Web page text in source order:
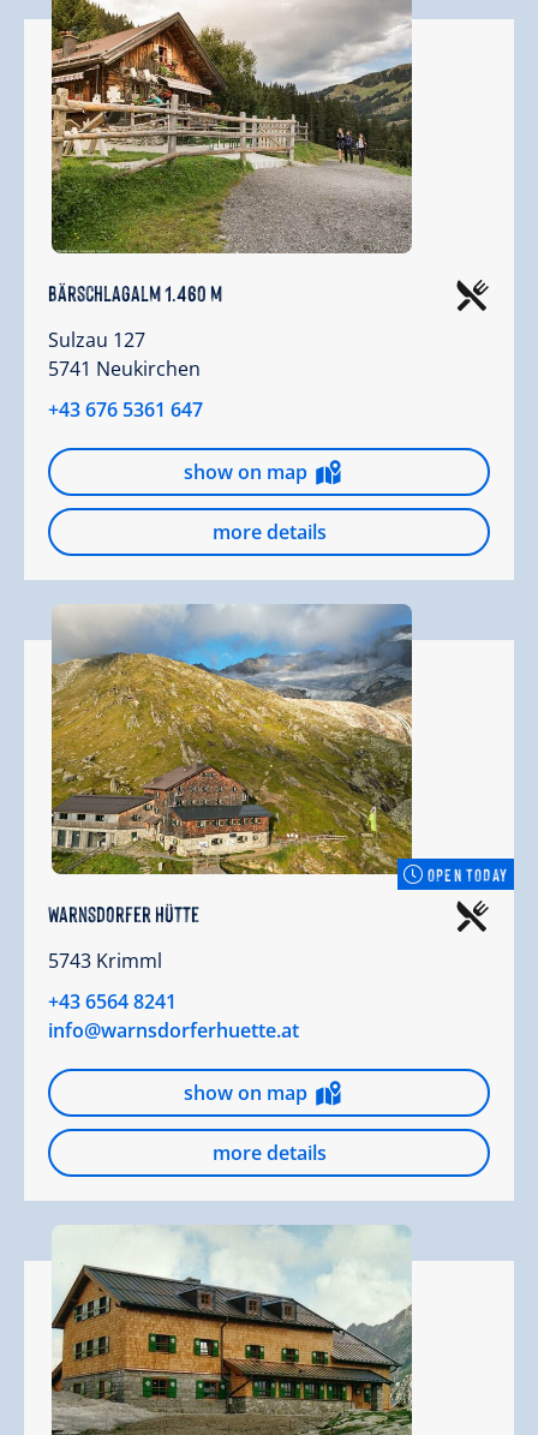
Bärschlagalm 1.460 m
Sulzau 127
5741 Neukirchen
+43 676 5361 647
show on map
more details
OPEN TODAY
Warnsdorfer Hütte
5743 Krimml
+43 6564 8241
info@warnsdorferhuette.at
show on map
more details